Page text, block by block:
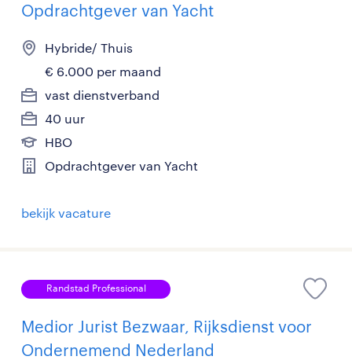
Opdrachtgever van Yacht
Hybride/ Thuis
€ 6.000 per maand
vast dienstverband
40 uur
HBO
Opdrachtgever van Yacht
bekijk vacature
Randstad Professional
Medior Jurist Bezwaar, Rijksdienst voor
Ondernemend Nederland